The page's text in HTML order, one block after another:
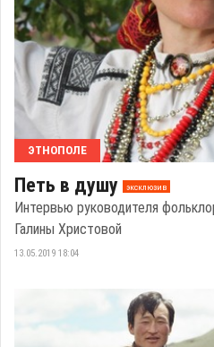
ЭТНОПОЛЕ
Петь в душу эксклюзив
Интервью руководителя
Галины Христовой
13.05.2019 18:04